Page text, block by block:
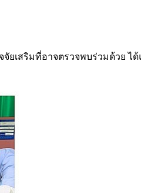
เสริมที่อาจตรวจพบร่วมด้วย ไ